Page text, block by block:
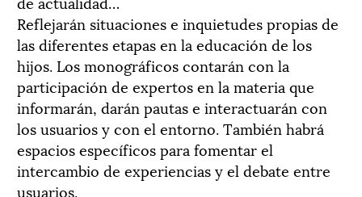
Reflejarán situaciones e inquietudes propias de
las diferentes etapas en la educación de los
hijos. Los monográficos contarán con la
participación de expertos en la materia que
informarán, darán pautas e interactuarán con
los usuarios y con el entorno. También habrá
espacios específicos para fomentar el
intercambio de experiencias y el debate entre
usuarios.